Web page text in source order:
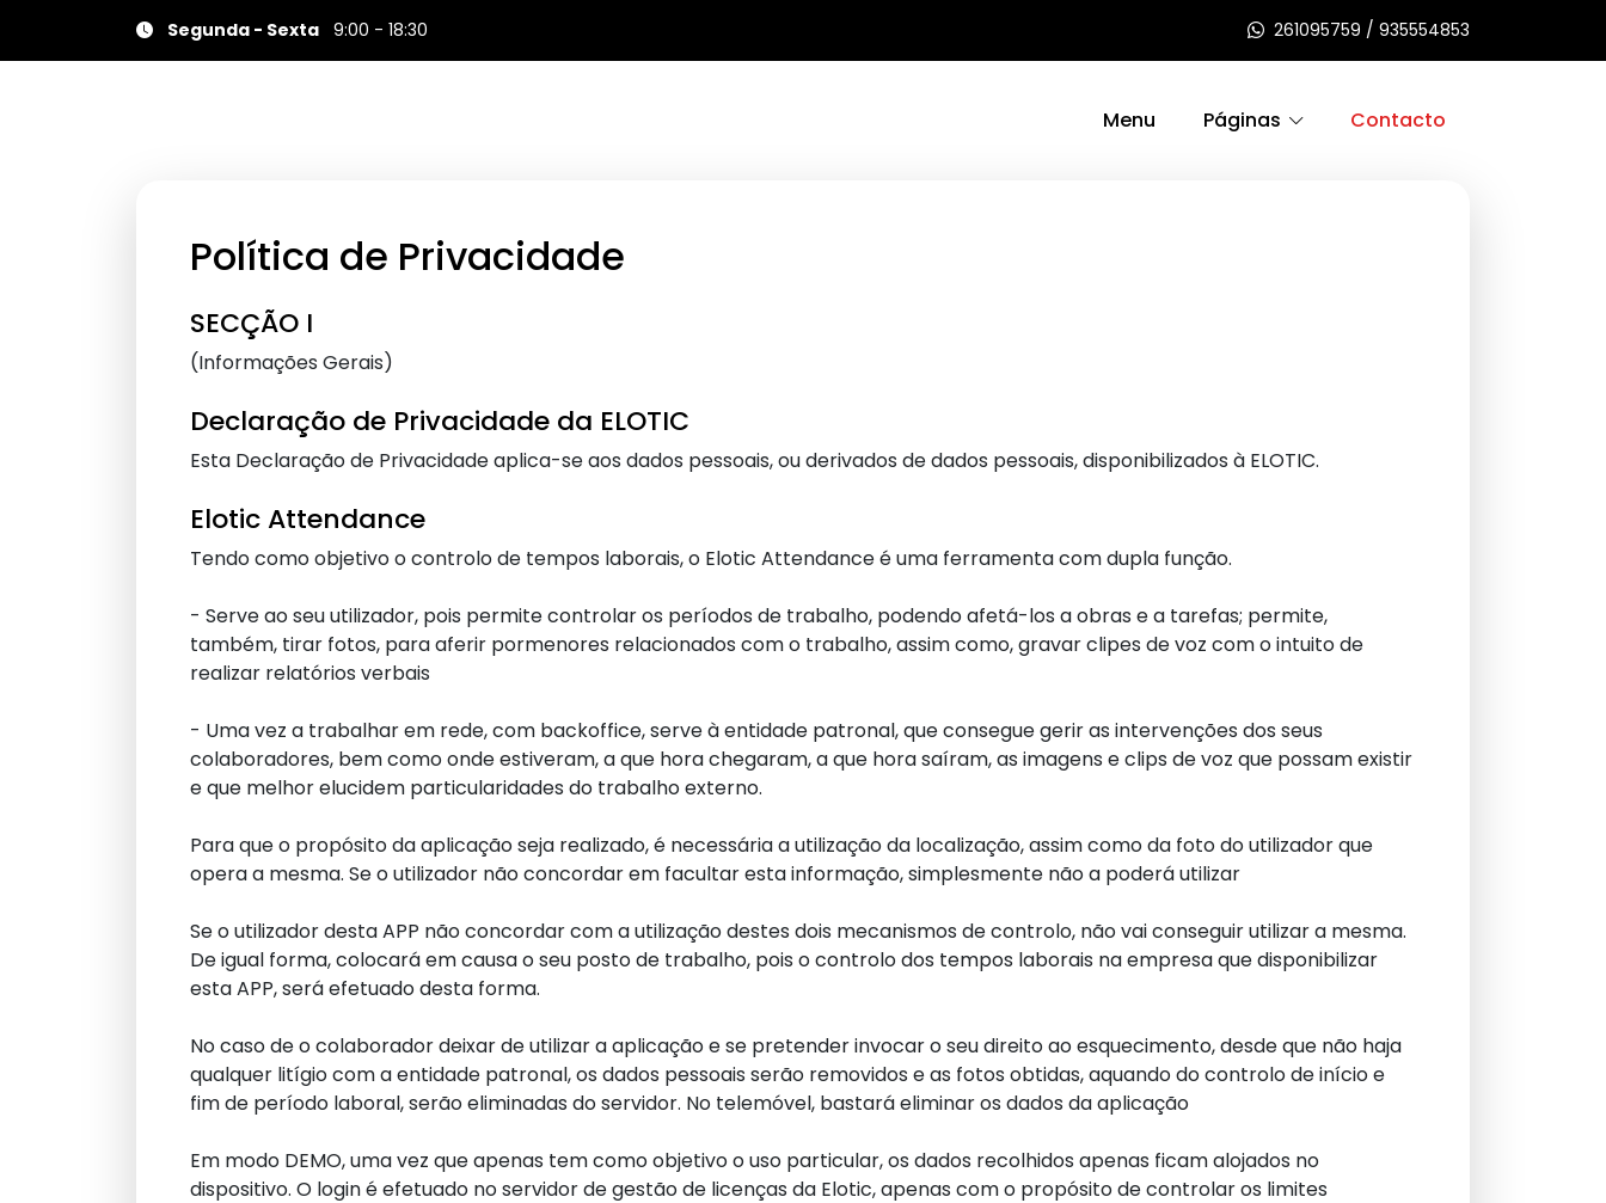
Segunda - Sexta 9:00 - 18:30 261095759 / 935554853
Menu Páginas Contacto
Política de Privacidade
SECÇÃO I
(Informações Gerais)
Declaração de Privacidade da ELOTIC
Esta Declaração de Privacidade aplica-se aos dados pessoais, ou derivados de dados pessoais, disponibilizados à ELOTIC.
Elotic Attendance
Tendo como objetivo o controlo de tempos laborais, o Elotic Attendance é uma ferramenta com dupla função.
- Serve ao seu utilizador, pois permite controlar os períodos de trabalho, podendo afetá-los a obras e a tarefas; permite,
também, tirar fotos, para aferir pormenores relacionados com o trabalho, assim como, gravar clipes de voz com o intuito de
realizar relatórios verbais
- Uma vez a trabalhar em rede, com backoffice, serve à entidade patronal, que consegue gerir as intervenções dos seus
colaboradores, bem como onde estiveram, a que hora chegaram, a que hora saíram, as imagens e clips de voz que possam existir
e que melhor elucidem particularidades do trabalho externo.
Para que o propósito da aplicação seja realizado, é necessária a utilização da localização, assim como da foto do utilizador que
opera a mesma. Se o utilizador não concordar em facultar esta informação, simplesmente não a poderá utilizar
Se o utilizador desta APP não concordar com a utilização destes dois mecanismos de controlo, não vai conseguir utilizar a mesma.
De igual forma, colocará em causa o seu posto de trabalho, pois o controlo dos tempos laborais na empresa que disponibilizar
esta APP, será efetuado desta forma.
No caso de o colaborador deixar de utilizar a aplicação e se pretender invocar o seu direito ao esquecimento, desde que não haja
qualquer litígio com a entidade patronal, os dados pessoais serão removidos e as fotos obtidas, aquando do controlo de início e
fim de período laboral, serão eliminadas do servidor. No telemóvel, bastará eliminar os dados da aplicação
Em modo DEMO, uma vez que apenas tem como objetivo o uso particular, os dados recolhidos apenas ficam alojados no
dispositivo. O login é efetuado no servidor de gestão de licenças da Elotic, apenas com o propósito de controlar os limites